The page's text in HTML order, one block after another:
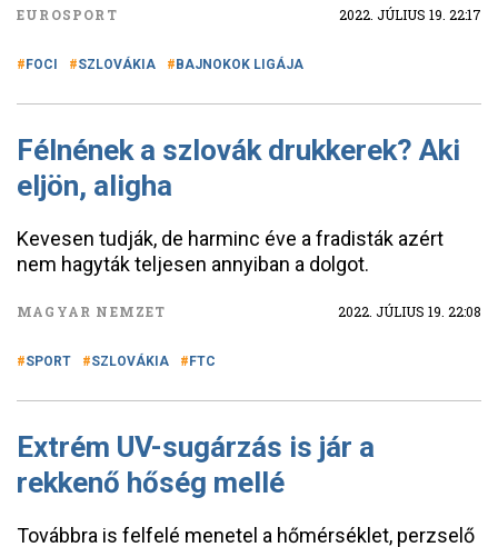
EUROSPORT 2022. JÚLIUS 19. 22:17
FOCI SZLOVÁKIA BAJNOKOK LIGÁJA
Félnének a szlovák drukkerek? Aki
eljön, aligha
Kevesen tudják, de harminc éve a fradisták azért
nem hagyták teljesen annyiban a dolgot.
MAGYAR NEMZET 2022. JÚLIUS 19. 22:08
SPORT SZLOVÁKIA FTC
Extrém UV-sugárzás is jár a
rekkenő hőség mellé
Továbbra is felfelé menetel a hőmérséklet, perzselő